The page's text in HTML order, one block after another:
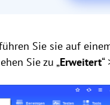
Sie sie auf
Sie zu „Erweitert“